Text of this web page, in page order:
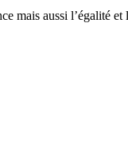
mais aussi l’égalité et